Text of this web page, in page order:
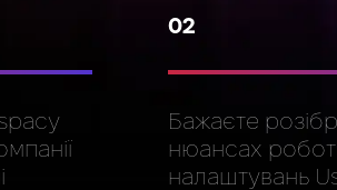
02
Бажаєте
нюансах
налаштувань